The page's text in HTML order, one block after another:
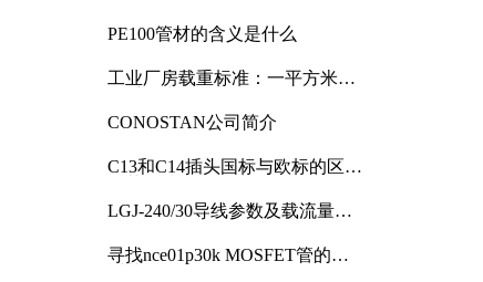
PE100管材的含义是什么
工业厂房载重标准：一平方米能
CONOSTAN公司简介
C13和C14插头国标与欧标的区别
LGJ-240/30导线参数及载流量解
寻找nce01p30k MOSFET管的合